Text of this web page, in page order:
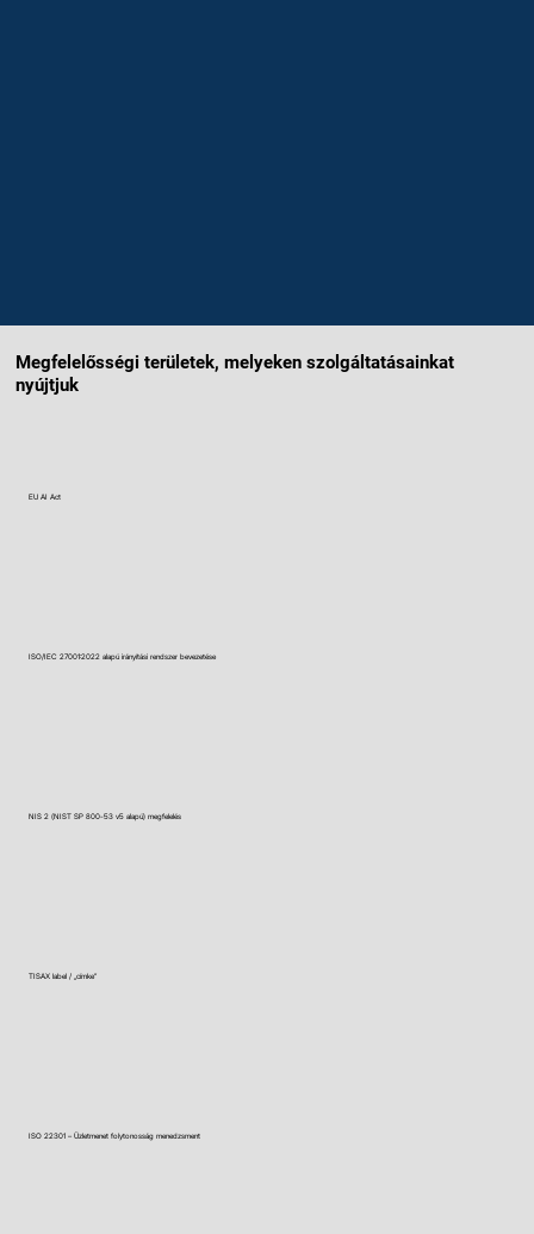
Megfelelősségi területek, melyeken szolgáltatásainkat
nyújtjuk
EU AI Act
ISO/IEC 27001:2022 alapú irányítási rendszer bevezetése
NIS 2 (NIST SP 800-53 v5 alapú) megfelelés
TISAX label / „címke”
ISO 22301 – Üzletmenet folytonosság menedzsment